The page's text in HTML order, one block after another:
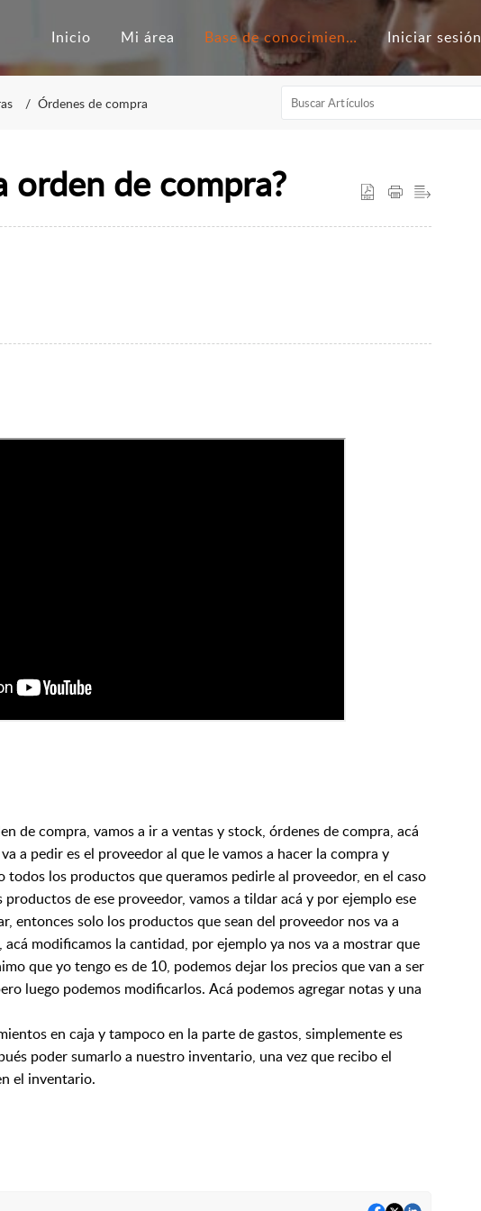
Inicio Mi área Base de conocimientos Iniciar sesión
Órdenes de compra
orden de compra?
de compra, vamos a ir a ventas y stock, órdenes de compra, acá
a pedir es el proveedoral que le vamos a hacer la compra y
todos los productosque queramos pedirle al proveedor, en el caso
productosde ese proveedor, vamos a tildar acá y por ejemplo ese
entonces solo los productos que sean del proveedor nos va a
acá modificamos la cantidad, por ejemplo ya nos va a mostrarque
que yo tengo es de 10, podemos dejar los preciosque van a ser
luego podemos modificarlos. Acá podemos agregar notas y una
en caja y tampoco en la parte de gastos, simplemente es
poder sumarlo a nuestro inventario, una vez que recibo el
el inventario.